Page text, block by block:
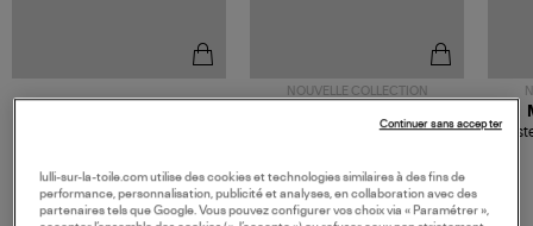
NOUVELLE COLLECTION
Mocassins Killian Sport
lulli-sur-la-toile.com utilise des cookies et technologies similaires à des fins de
performance, personnalisation, publicité et analyses, en collaboration avec des
partenaires tels que Google. Vous pouvez configurer vos choix via « Paramétrer »,
Continuer sans accepter